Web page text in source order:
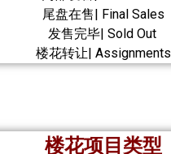
尾盘在售| Final Sales
发售完毕| Sold Out
楼花转让| Assignments
楼花项目类型